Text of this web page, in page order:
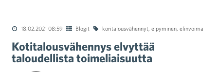
18.02.2021 08:59 Blogit koritalousvähennyt, elpyminen, elinvoima
Kotitalousvähennys elvyttää
taloudellista toimeliaisuutta